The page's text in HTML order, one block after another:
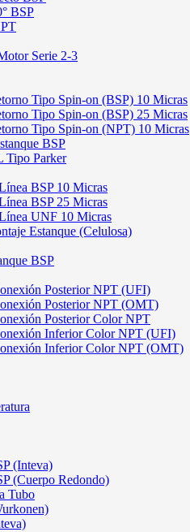
BSP
Serie 2-3
Tipo Spin-on (BSP) 10 Micras
Tipo Spin-on (BSP) 25 Micras
Tipo Spin-on (NPT) 10 Micras
BSP
Tipo Parker
BSP 10 Micras
BSP 25 Micras
UNF 10 Micras
Estanque (Celulosa)
BSP
Posterior NPT (UFI)
Posterior NPT (OMT)
Posterior Color NPT
Inferior Color NPT (UFI)
Inferior Color NPT (OMT)
(Inteva)
(Cuerpo Redondo)
Tubo